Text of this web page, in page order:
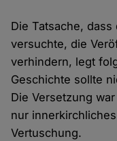
Die Tatsache,
versuchte, die
verhindern, legt
Geschichte sollte
Die Versetzung
nur
Vertuschung.